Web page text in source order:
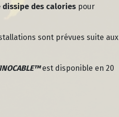
des calories pour
sont prévues suite aux
est disponible en 20